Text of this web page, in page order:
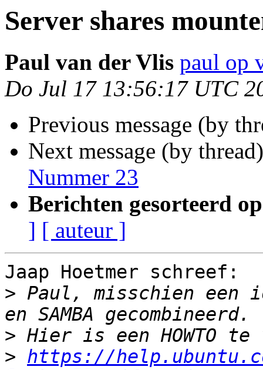
Server shares
Paul van der Vlis paul op
Do Jul 17 13:56:17 UTC
Previous message (by
Next message (by
Nummer 23
Berichten gesorteerd
] [ auteur ]
Jaap Hoetmer schreef:
> Paul, misschien een
>
> https://